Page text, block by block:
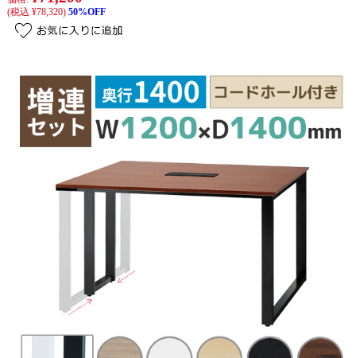
(税込 ¥78,320) 50%OFF